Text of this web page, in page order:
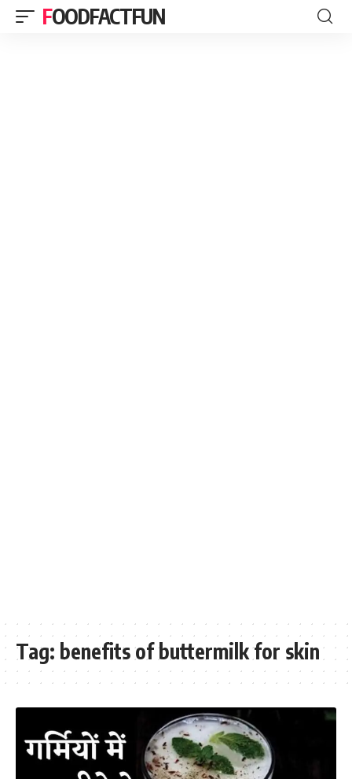
FOODFACTFUN
Tag: benefits of buttermilk for skin